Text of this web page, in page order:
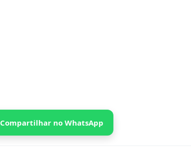
Compartilhar no WhatsApp